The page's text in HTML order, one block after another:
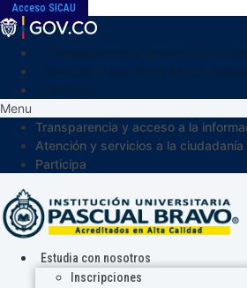
Acceso SICAU
Menu
Transparencia y acceso a la
Atención y servicios a la ciudadanía
Participa
Estudia con nosotros
Inscripciones